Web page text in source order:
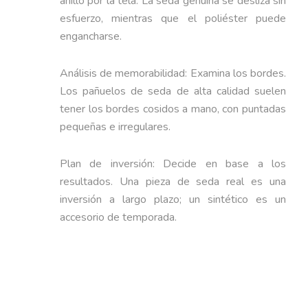
esfuerzo, mientras que el poliéster puede
engancharse.
Análisis de memorabilidad: Examina los bordes.
Los pañuelos de seda de alta calidad suelen
tener los bordes cosidos a mano, con puntadas
pequeñas e irregulares.
Plan de inversión: Decide en base a los
resultados. Una pieza de seda real es una
inversión a largo plazo; un sintético es un
accesorio de temporada.